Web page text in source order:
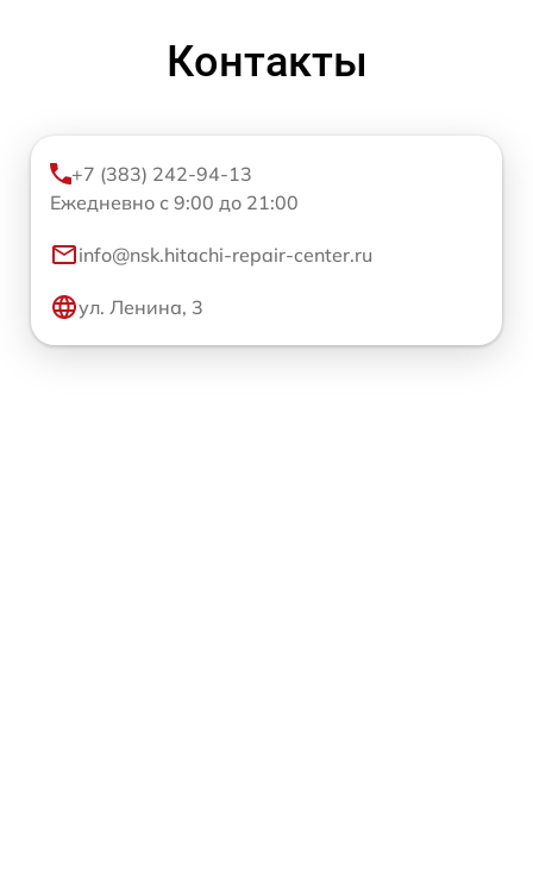
Контакты
+7 (383) 242-94-13
Ежедневно с 9:00 до 21:00
info@nsk.hitachi-repair-center.ru
ул. Ленина, 3